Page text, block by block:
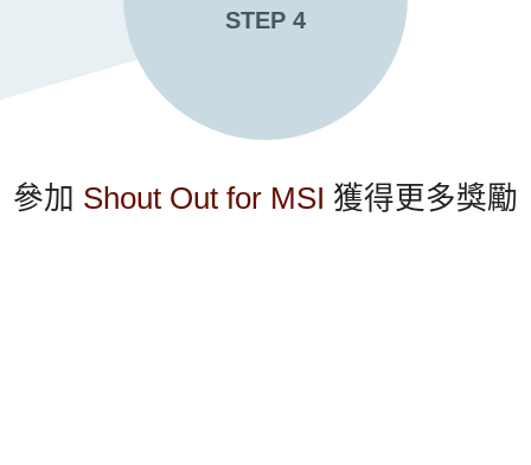
STEP 4
參加 Shout Out for MSI 獲得更多獎勵